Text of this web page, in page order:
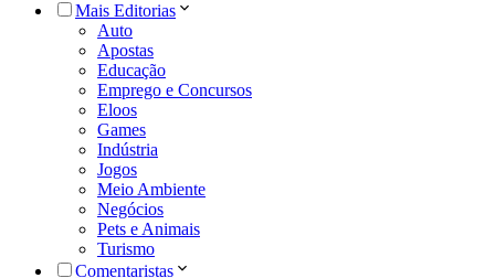
Mais Editorias
Auto
Apostas
Educação
Emprego e Concursos
Eloos
Games
Indústria
Jogos
Meio Ambiente
Negócios
Pets e Animais
Turismo
Comentaristas